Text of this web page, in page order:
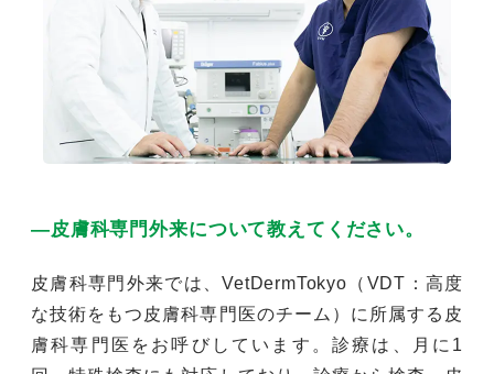
―皮膚科専門外来について教えてください。
皮膚科専門外来では、VetDermTokyo（VDT：高度
な技術をもつ皮膚科専門医のチーム）に所属する皮
膚科専門医をお呼びしています。診療は、月に1